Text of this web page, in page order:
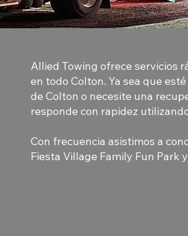
Allied Towing ofrece servicios
en todo Colton. Ya sea que
de Colton o necesite una
responde con rapidez
Con frecuencia asistimos a
Fiesta Village Family Fun Park